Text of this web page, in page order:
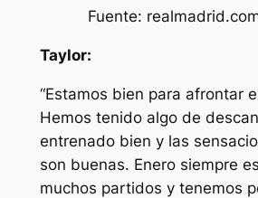
Fuente:
Taylor:
“Estamos bien para afrontar
Hemos tenido algo de
entrenado bien y las
son buenas. Enero siempre
muchos partidos y tenemos